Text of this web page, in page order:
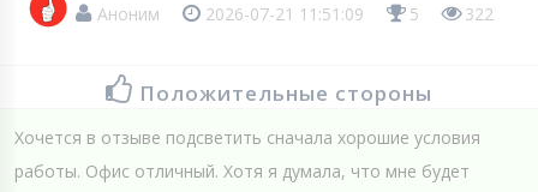
Аноним 2026-07-21 11:51:09 5 322
Положительные стороны
Хочется в отзыве подсветить сначала хорошие условия
работы. Офис отличный. Хотя я думала, что мне будет